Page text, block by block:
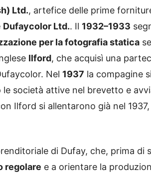
Ltd., artefice delle prime
Dufaycolor Ltd.. Il 1932–1933
per la fotografia statica
Ilford, che acquisì una
Nel 1937 la compagine
le società attive nel brevetto e
Ilford si allentarono già nel
di Dufay, che, prima di
regolare e a orientare la